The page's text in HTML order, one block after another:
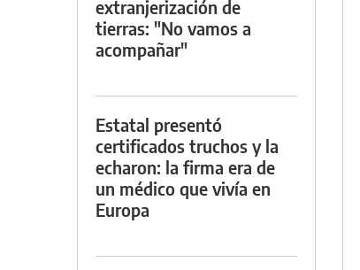
extranjerización de
tierras: "No vamos a
acompañar"
Estatal presentó
certificados truchos y la
echaron: la firma era de
un médico que vivía en
Europa